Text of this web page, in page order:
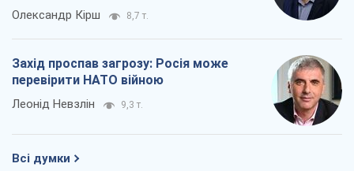
Олександр Кірш 8,7 т.
Захід проспав загрозу: Росія може
перевірити НАТО війною
Леонід Невзлін 9,3 т.
Всі думки